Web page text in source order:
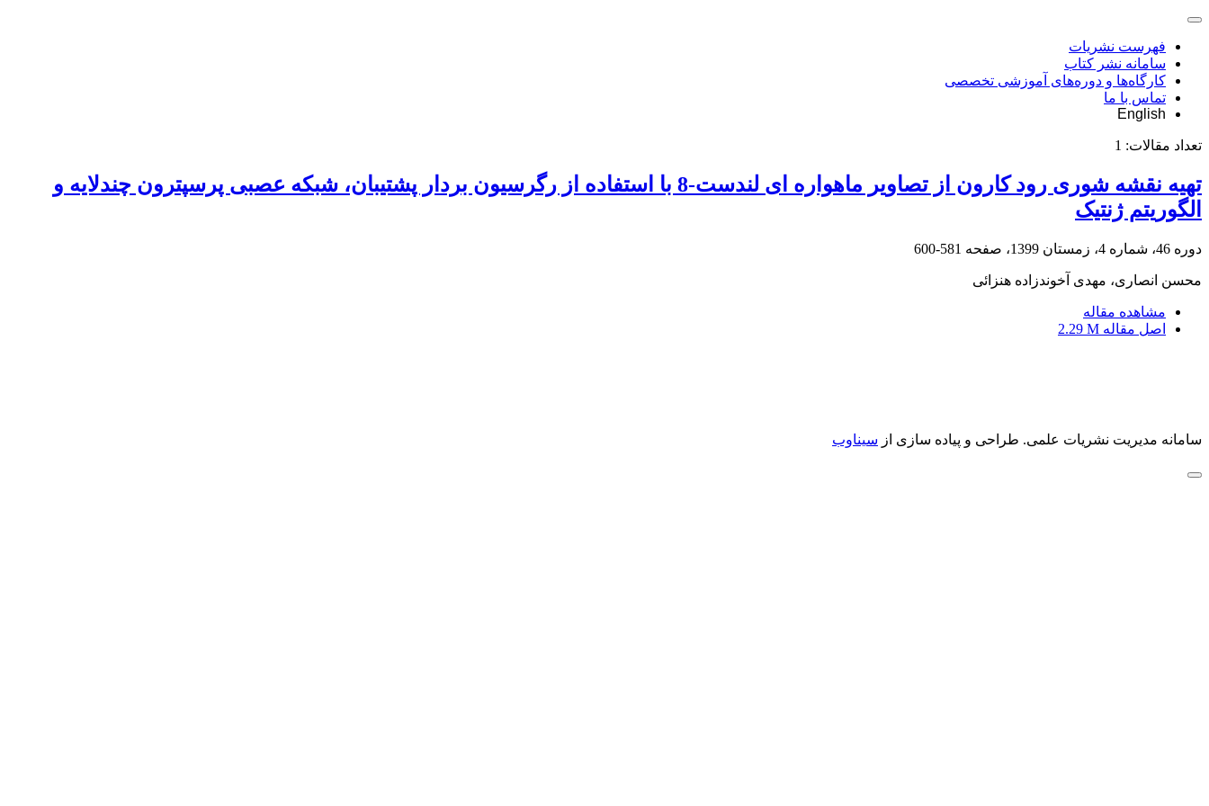
فهرست نشریات
سامانه نشر کتاب
کارگاه‌ها و دوره‌های آموزشی تخصصی
تماس با ما
English
تعداد مقالات: 1
تهیه نقشه شوری رود کارون از تصاویر ماهواره ای لندست-8 با استفاده از رگرسیون بردار پشتیبان، شبکه عصبی پرسپترون چندلایه و
الگوریتم ژنتیک
دوره 46، شماره 4، زمستان 1399، صفحه 581-600
محسن انصاری، مهدی آخوندزاده هنزائی
مشاهده مقاله
اصل مقاله 2.29 M
سامانه مدیریت نشریات علمی. طراحی و پیاده سازی از سیناوب